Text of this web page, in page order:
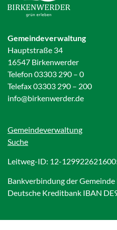
Gemeindeverwaltung
Hauptstraße 34
16547 Birkenwerder
Telefon 03303 290 – 0
Telefax 03303 290 – 200
info@birkenwerder.de
Gemeindeverwaltung
Suche
Leitweg-ID: 12-
Bankverbindung der
Deutsche Kreditbank IBAN